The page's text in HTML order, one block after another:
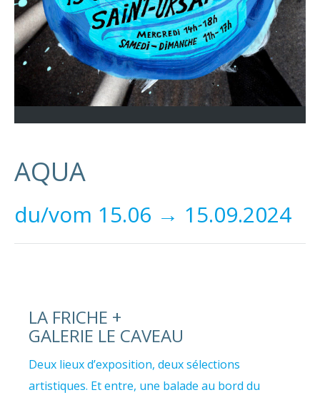
AQUA
du/vom 15.06 → 15.09.2024
LA FRICHE +
GALERIE LE CAVEAU
Deux lieux d’exposition, deux sélections
artistiques. Et entre, une balade au bord du